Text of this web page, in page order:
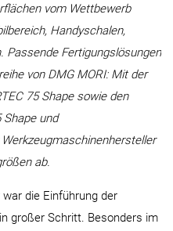
vom Wettbewerb
Handyschalen,
Passende Fertigungslösungen
von DMG MORI: Mit der
75 Shape sowie den
Shape und
ab.
die Einführung der
großer Schritt. Besonders im